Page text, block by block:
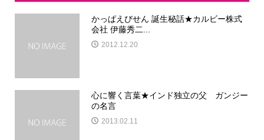
かっぱえびせん 誕生秘話★カルビー株式
会社 伊藤秀二...
2012.12.20
心に響く言葉★インド独立の父 ガンジー
の名言
2013.02.11